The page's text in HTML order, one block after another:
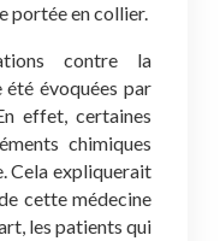
portée en collier.
contre la
évoquées par
effet, certaines
chimiques
Cela expliquerait
cette médecine
les patients qui